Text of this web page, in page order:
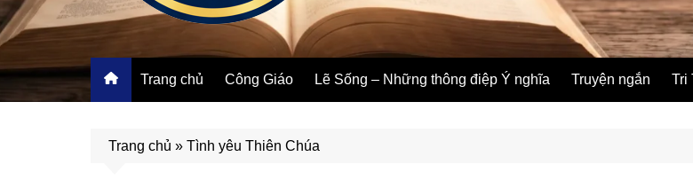
Trang chủ Công Giáo Lẽ Sống – Những thông điệp Ý nghĩa Truyện ngắn Tri
Trang chủ » Tình yêu Thiên Chúa